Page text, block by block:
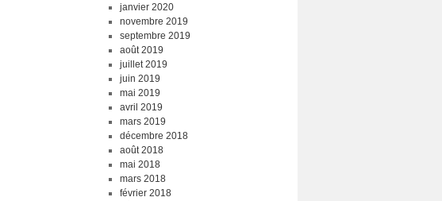
janvier 2020
novembre 2019
septembre 2019
août 2019
juillet 2019
juin 2019
mai 2019
avril 2019
mars 2019
décembre 2018
août 2018
mai 2018
mars 2018
février 2018